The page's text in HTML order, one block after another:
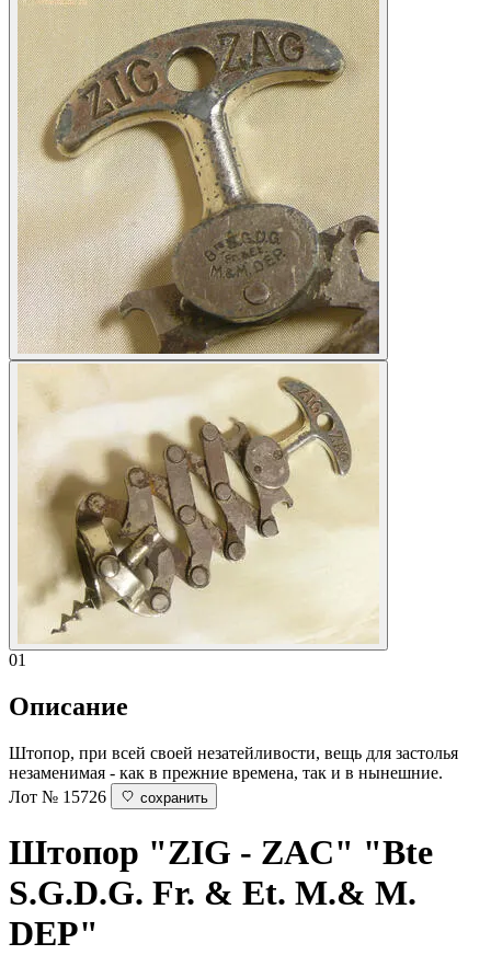
01
Описание
Штопор, при всей своей незатейливости, вещь для застолья
незаменимая - как в прежние времена, так и в нынешние.
Лот № 15726
сохранить
Штопор "ZIG - ZAC" "Bte
S.G.D.G. Fr. & Et. M.& M.
DEP"